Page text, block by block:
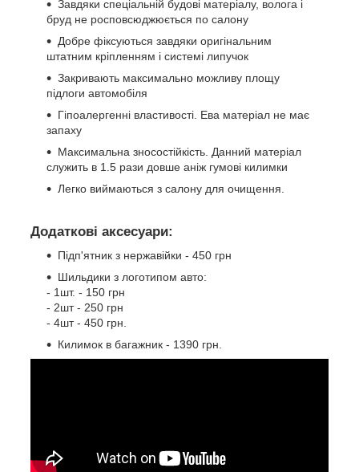
Завдяки спеціальній будові матеріалу, волога і
бруд не росповсюджюється по салону
Добре фіксуються завдяки оригінальним
штатним кріпленням і системі липучок
Закривають максимально можливу площу
підлоги автомобіля
Гіпоалергенні властивості. Ева матеріал не має
запаху
Максимальна зносостійкість. Данний матеріал
служить в 1.5 рази довше аніж гумові килимки
Легко виймаються з салону для очищення.
Додаткові аксесуари:
Підп'ятник з нержавійки - 450 грн
Шильдики з логотипом авто:
- 1шт. - 150 грн
- 2шт - 250 грн
- 4шт - 450 грн.
Килимок в багажник - 1390 грн.